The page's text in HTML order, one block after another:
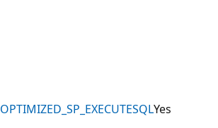
OPTIMIZED_SP_EXECUTESQLYes